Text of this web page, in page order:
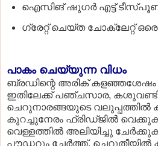
ഐസിങ് ഷുഗര്‍ എട്ട്
ഗ്രേറ്റ് ചെയ്ത ചോക്ലേറ്റ്
പാകം ചെയ്യുന്ന വിധം
ബ്രഡിന്റെ അരിക് കളഞ്ഞശേഷം
ഇതിലേക്ക് പഞ്ചസാര, കശുവണ്ടി
ചെറുനാരങ്ങയുടെ വലുപ്പത്തില്‍
കുറച്ചുനേരം ഫ്രിഡ്ജില്‍
വെള്ളത്തില്‍ അലിയിച്ചു
പൗഡറും ചേര്‍ത്ത്, ചെറുതീയില്‍